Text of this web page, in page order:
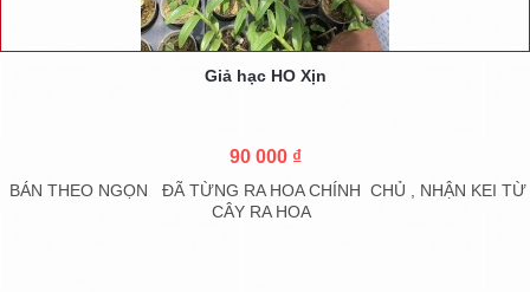
Giả hạc HO Xịn
90 000 ₫
BÁN THEO NGỌN ĐÃ TỪNG RA HOA CHÍNH CHỦ , NHẬN KEI TỪ
CÂY RA HOA